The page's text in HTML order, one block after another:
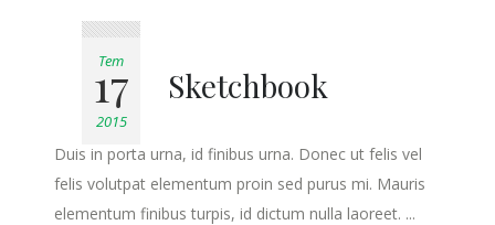
Tem
17
2015
Sketchbook
Duis in porta urna, id finibus urna. Donec ut felis vel
felis volutpat elementum proin sed purus mi. Mauris
elementum finibus turpis, id dictum nulla laoreet. ...